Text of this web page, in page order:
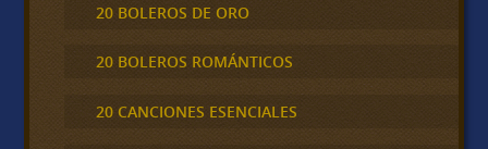
20 BOLEROS DE ORO
20 BOLEROS ROMÁNTICOS
20 CANCIONES ESENCIALES